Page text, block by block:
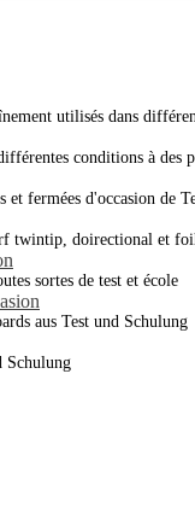
utilisés dans
conditions à des
et fermées d'occasion de
twintip, doirectional et
sortes de test et école
aus Test und Schulung
Schulung